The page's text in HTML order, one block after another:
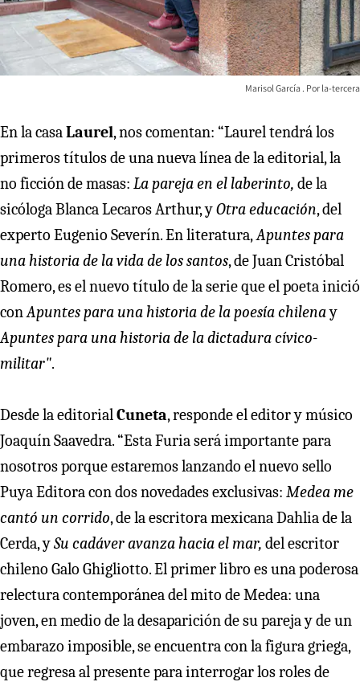
Marisol García la-tercera
En la casa Laurel, nos comentan: “Laurel tendrá los
primeros títulos de una nueva línea de la editorial, la
no ficción de masas: La pareja en el laberinto, de la
sicóloga Blanca Lecaros Arthur, yOtra educación, del
experto Eugenio Severín. En literatura, Apuntes para
una historia de la vida de los santos, de Juan Cristóbal
Romero, es el nuevo título de la serie que el poeta inició
con Apuntes para una historia de la poesía chilenay
Apuntes para una historia de la dictadura cívico-
militar".
Desde la editorial Cuneta, responde el editor y músico
Joaquín Saavedra. “Esta Furia será importante para
nosotros porque estaremos lanzando el nuevo sello
Puya Editora con dos novedades exclusivas: Medea me
cantó un corrido, de la escritora mexicana Dahlia de la
Cerda, ySu cadáver avanza hacia el mar, del escritor
chileno Galo Ghigliotto. El primer libro es una poderosa
relectura contemporánea del mito de Medea: una
joven, en medio de la desaparición de su pareja y de un
embarazo imposible, se encuentra con la figura griega,
que regresa al presente para interrogar los roles de